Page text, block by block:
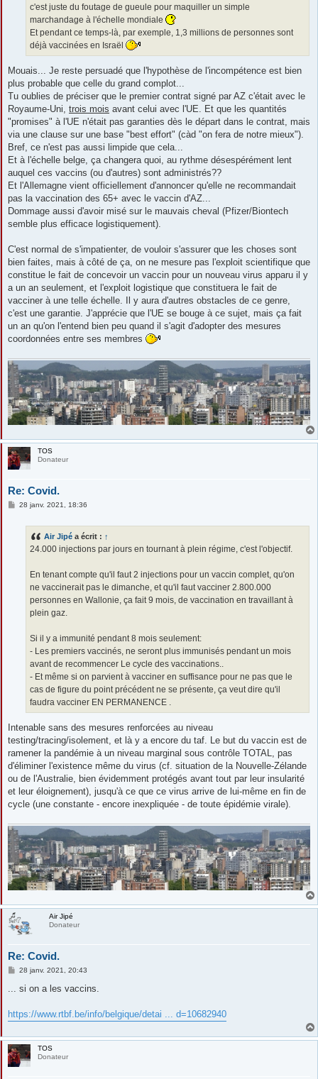
c'est juste du foutage de gueule pour maquiller un simple
marchandage à l'échelle mondiale
Et pendant ce temps-là, par exemple, 1,3 millions de personnes sont
déjà vaccinées en Israël
Mouais... Je reste persuadé que l'hypothèse de l'incompétence est bien
plus probable que celle du grand complot...
Tu oublies de préciser que le premier contrat signé par AZ c'était avec le
Royaume-Uni, trois mois avant celui avec l'UE. Et que les quantités
"promises" à l'UE n'était pas garanties dès le départ dans le contrat, mais
via une clause sur une base "best effort" (càd "on fera de notre mieux").
Bref, ce n'est pas aussi limpide que cela...
Et à l'échelle belge, ça changera quoi, au rythme désespérément lent
auquel ces vaccins (ou d'autres) sont administrés??
Et l'Allemagne vient officiellement d'annoncer qu'elle ne recommandait
pas la vaccination des 65+ avec le vaccin d'AZ...
Dommage aussi d'avoir misé sur le mauvais cheval (Pfizer/Biontech
semble plus efficace logistiquement).
C'est normal de s'impatienter, de vouloir s'assurer que les choses sont
bien faites, mais à côté de ça, on ne mesure pas l'exploit scientifique que
constitue le fait de concevoir un vaccin pour un nouveau virus apparu il y
a un an seulement, et l'exploit logistique que constituera le fait de
vacciner à une telle échelle. Il y aura d'autres obstacles de ce genre,
c'est une garantie. J'apprécie que l'UE se bouge à ce sujet, mais ça fait
un an qu'on l'entend bien peu quand il s'agit d'adopter des mesures
coordonnées entre ses membres
TOS
Donateur
Re: Covid.
M28 janv. 2021, 18:36
Air Jipé a écrit : ↑
24.000 injections par jours en tournant à plein régime, c'est l'objectif.
En tenant compte qu'il faut 2 injections pour un vaccin complet, qu'on
ne vaccinerait pas le dimanche, et qu'il faut vacciner 2.800.000
personnes en Wallonie, ça fait 9 mois, de vaccination en travaillant à
plein gaz.
Si il y a immunité pendant 8 mois seulement:
- Les premiers vaccinés, ne seront plus immunisés pendant un mois
avant de recommencer Le cycle des vaccinations..
- Et même si on parvient à vacciner en suffisance pour ne pas que le
cas de figure du point précédent ne se présente, ça veut dire qu'il
faudra vacciner EN PERMANENCE .
Intenable sans des mesures renforcées au niveau
testing/tracing/isolement, et là y a encore du taf. Le but du vaccin est de
ramener la pandémie à un niveau marginal sous contrôle TOTAL, pas
d'éliminer l'existence même du virus (cf. situation de la Nouvelle-Zélande
ou de l'Australie, bien évidemment protégés avant tout par leur insularité
et leur éloignement), jusqu'à ce que ce virus arrive de lui-même en fin de
cycle (une constante - encore inexpliquée - de toute épidémie virale).
Air Jipé
Donateur
Re: Covid.
M
s
g
e
28 janv. 2021, 20:43
... si on a les vaccins.
https://www.rtbf.be/info/belgique/detai ... d=10682940
TOS
Donateur